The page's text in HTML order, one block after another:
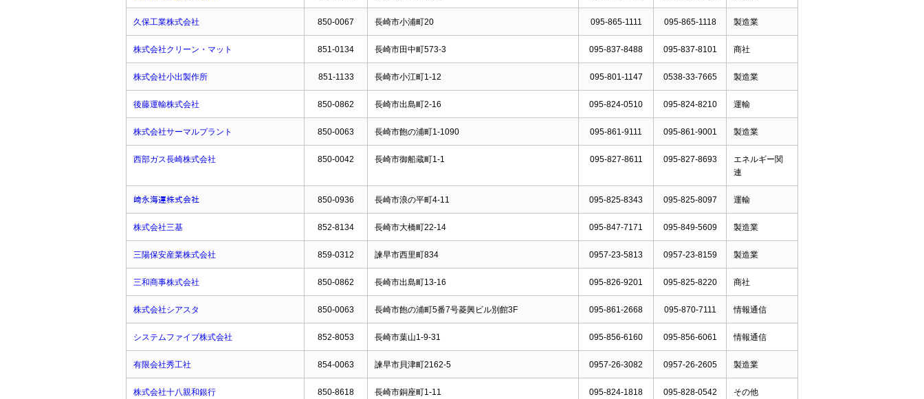
久保工業株式会社 850-0067 長崎市小浦町20 095-865-1111 095-865-1118 製造業
株式会社クリーン・マット 851-0134 長崎市田中町573-3 095-837-8488 095-837-8101 商社
株式会社小出製作所 851-1133 長崎市小江町1-12 095-801-1147 0538-33-7665 製造業
後藤運輸株式会社 850-0862 長崎市出島町2-16 095-824-0510 095-824-8210 運輸
株式会社サーマルプラント 850-0063 長崎市飽の浦町1-1090 095-861-9111 095-861-9001 製造業
西部ガス長崎株式会社 850-0042 長崎市御船蔵町1-1 095-827-8611 095-827-8693
エネルギー関
連
﨑永海運株式会社 850-0936 長崎市浪の平町4-11 095-825-8343 095-825-8097 運輸
株式会社三基 852-8134 長崎市大橋町22-14 095-847-7171 095-849-5609 製造業
三陽保安産業株式会社 859-0312 諫早市西里町834 0957-23-5813 0957-23-8159 製造業
三和商事株式会社 850-0862 長崎市出島町13-16 095-826-9201 095-825-8220 商社
株式会社シアスタ 850-0063 長崎市飽の浦町5番7号菱興ビル別館3F 095-861-2668 095-870-7111 情報通信
システムファイブ株式会社 852-8053 長崎市葉山1-9-31 095-856-6160 095-856-6061 情報通信
有限会社秀工社 854-0063 諫早市貝津町2162-5 0957-26-3082 0957-26-2605 製造業
株式会社十八親和銀行 850-8618 長崎市銅座町1-11 095-824-1818 095-828-0542 その他